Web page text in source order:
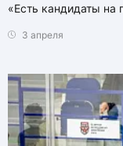
«Есть кандидаты на
3 апреля